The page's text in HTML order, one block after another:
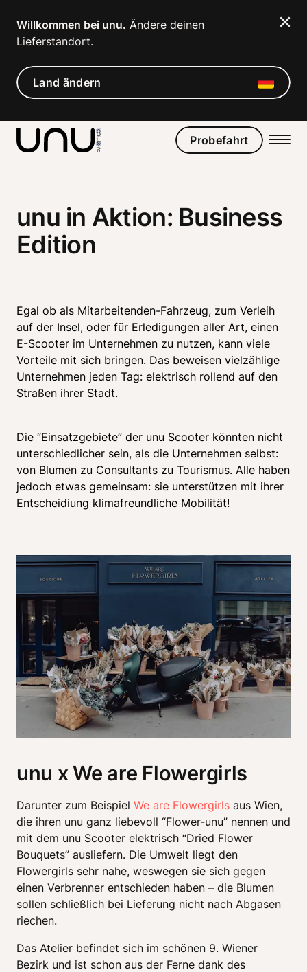
Willkommen bei unu. Ändere deinen
Lieferstandort.
Land ändern
Probefahrt
unu in Aktion: Business
Edition
Egal ob als Mitarbeitenden-Fahrzeug, zum Verleih
auf der Insel, oder für Erledigungen aller Art, einen
E-Scooter im Unternehmen zu nutzen, kann viele
Vorteile mit sich bringen. Das beweisen vielzählige
Unternehmen jeden Tag: elektrisch rollend auf den
Straßen ihrer Stadt.
Die “Einsatzgebiete” der unu Scooter könnten nicht
unterschiedlicher sein, als die Unternehmen selbst:
von Blumen zu Consultants zu Tourismus. Alle haben
jedoch etwas gemeinsam: sie unterstützen mit ihrer
Entscheidiung klimafreundliche Mobilität!
unu x We are Flowergirls
Darunter zum Beispiel We are Flowergirls aus Wien,
die ihren unu ganz liebevoll “Flower-unu” nennen und
mit dem unu Scooter elektrisch “Dried Flower
Bouquets” ausliefern. Die Umwelt liegt den
Flowergirls sehr nahe, weswegen sie sich gegen
einen Verbrenner entschieden haben – die Blumen
sollen schließlich bei Lieferung nicht nach Abgasen
riechen.
Das Atelier befindet sich im schönen 9. Wiener
Bezirk und ist schon aus der Ferne dank des